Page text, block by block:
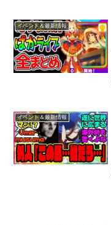
イベント＆最新情報
イベント＆最新情報